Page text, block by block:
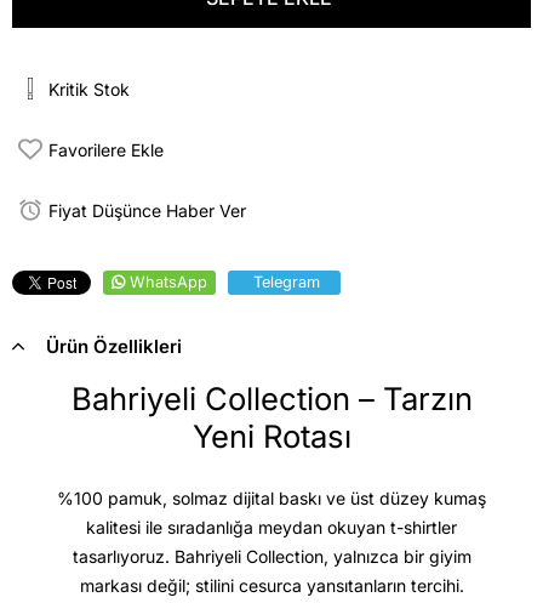
Kritik Stok
Favorilere Ekle
Fiyat Düşünce Haber Ver
WhatsApp Telegram
Ürün Özellikleri
Bahriyeli Collection – Tarzın
Yeni Rotası
%100 pamuk, solmaz dijital baskı ve üst düzey kumaş
kalitesi ile sıradanlığa meydan okuyan t-shirtler
tasarlıyoruz. Bahriyeli Collection, yalnızca bir giyim
markası değil; stilini cesurca yansıtanların tercihi.